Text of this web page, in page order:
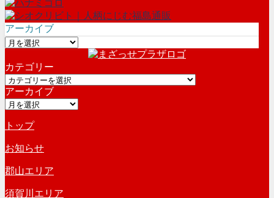
アーカイブ
ア
カ
イ
ブ
カテゴリー
カ
テ
ゴ
ー
アーカイブ
ア
カ
イ
ブ
トップ
お知らせ
郡山エリア
須賀川エリア